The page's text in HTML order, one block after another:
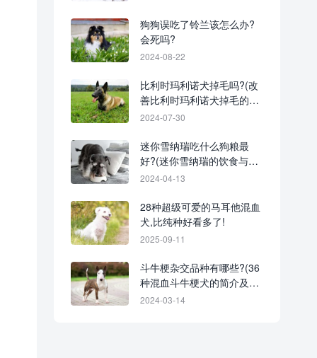
狗狗误吃了铃兰该怎么办?
会死吗?
2024-08-22
比利时玛利诺犬掉毛吗?(改
善比利时玛利诺犬掉毛的方
法)
2024-07-30
迷你雪纳瑞吃什么狗粮最
好?(迷你雪纳瑞的饮食与事
项)
2024-04-13
28种超级可爱的马耳他混血
犬,比纯种好看多了!
2025-09-11
斗牛梗杂交品种有哪些?(36
种混血斗牛梗犬的简介及优
缺点)
2024-03-14